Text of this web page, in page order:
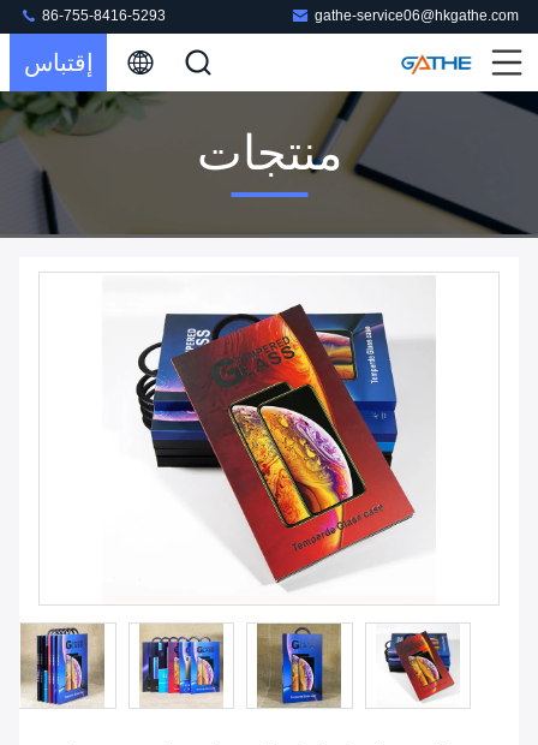
gathe-service06@hkgathe.com
86-755-8416-5293
إقتباس
منتجات